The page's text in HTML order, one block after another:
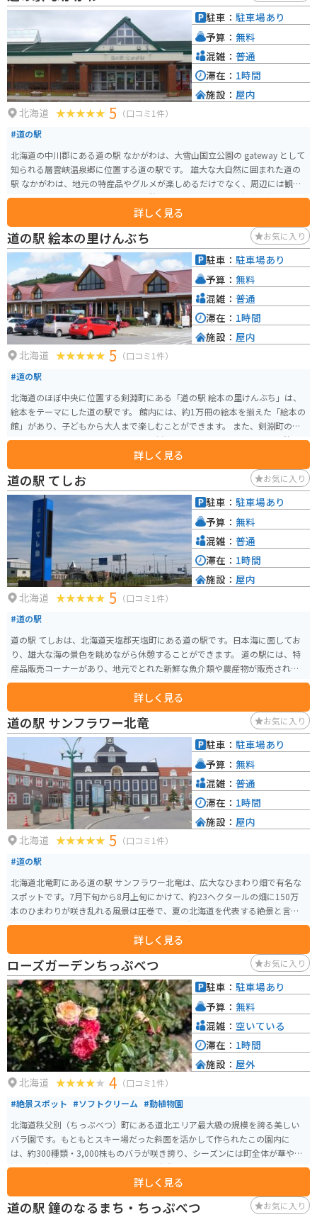
は、羊と触れ合える観光牧場や、雄大な自然を満喫できるキャンプ場など、
見どころもたくさんあります。士別市街地にも近く、宿泊施設や飲食店も充
実しているので、ツーリングの拠点としてもおすすめです。
北海道 5 （口コミ1件）
#道の駅
北海道の中川郡にある道の駅 なかがわは、大雪山国立公園の gateway として
知られる層雲峡温泉郷に位置する道の駅です。 雄大な大自然に囲まれた道の
駅 なかがわは、地元の特産品やグルメが楽しめるだけでなく、周辺には観光
スポットも豊富です。 ドライブの休憩に立ち寄るのもよし、観光の拠点とし
眺めながらのツーリングが楽しめます。 道の駅には、バイク専用の駐車場も
完備されているので安心です。 地元の名産品としては、大雪山系の湧き水を
使用した豆腐や、地元産のそば粉を使ったそばなどが人気です。 また、道の
駅 なかがわから徒歩圏内には、日本の滝百選にも選ばれた流星滝と銀河の滝
があります。 特に、2つの滝を同時に見ることができる双瀑台からの眺めは圧
巻です。
詳しく見る
駐車： 駐車場あり
予算： 無料
混雑： 普通
滞在： 1時間
施設： 屋内
道の駅 絵本の里けんぶち お気に入り
北海道 5 （口コミ1件）
#道の駅
北海道のほぼ中央に位置する剣淵町にある「道の駅 絵本の里けんぶち」は、
絵本をテーマにした道の駅です。 館内には、約1万冊の絵本を揃えた「絵本の
館」があり、子どもから大人まで楽しむことができます。 また、剣淵町の特
産品を販売するコーナーや、地元の食材を使ったレストランもあり、休憩に
ので安心です。 周辺には、美しい田園風景が広がっており、ツーリングにも
おすすめのエリアです。 剣淵町の特産品としては、絵本の里というだけあっ
て絵本に関連するグッズや、地元産の農産物を使った加工品などが人気で
す。 特に、剣淵町産の大豆を使用した豆腐や豆乳は、濃厚な味わいでおすす
めです。 道の駅 絵本の里けんぶちは、絵本の世界に浸りながら、地元の美味
しいものを楽しめる場所です。 北海道旅行の際は、ぜひ立ち寄ってみてくだ
さい。
詳しく見る
駐車： 駐車場あり
予算： 無料
混雑： 普通
滞在： 1時間
施設： 屋内
道の駅 てしお お気に入り
北海道 5 （口コミ1件）
#道の駅
道の駅 てしおは、北海道天塩郡天塩町にある道の駅です。日本海に面してお
り、雄大な海の景色を眺めながら休憩することができます。 道の駅には、特
産品販売コーナーがあり、地元でとれた新鮮な魚介類や農産物が販売されて
います。なかでも、天塩町産のしじみを使ったしじみ汁は絶品です。バイクで
訪れた際には、日本海を眺めながら食べるのも良いでしょう。 また、道の駅
てしお周辺には、天塩川歴史資料館や天塩川温泉など、観光スポットも点在
しています。少し足を延ばして、観光を楽しむのも良いでしょう。
詳しく見る
駐車： 駐車場あり
予算： 無料
混雑： 普通
滞在： 1時間
施設： 屋内
道の駅 サンフラワー北竜 お気に入り
北海道 5 （口コミ1件）
#道の駅
北海道北竜町にある道の駅 サンフラワー北竜は、広大なひまわり畑で有名な
スポットです。7月下旬から8月上旬にかけて、約23ヘクタールの畑に150万
本のひまわりが咲き乱れる風景は圧巻で、夏の北海道を代表する絶景と言え
るでしょう。 道の駅には、地元の農産物直売所やレストランがあり、北竜町
産の新鮮な野菜や、ひまわり油を使った特産品などを購入できます。ひまわ
りソフトクリームも人気です。また、ひまわりの種や苗なども販売してお
り、お土産に最適です。 バイクで訪れる場合、駐車場も広々としているので
安心です。周辺には、ひまわり畑を眺めながら走れる道もあり、ツーリング
にも最適な場所と言えるでしょう。
詳しく見る
駐車： 駐車場あり
予算： 無料
混雑： 普通
滞在： 1時間
施設： 屋内
ローズガーデンちっぷべつ お気に入り
北海道 4 （口コミ1件）
#絶景スポット #ソフトクリーム #動植物園
北海道秩父別（ちっぷべつ）町にある道北エリア最大級の規模を誇る美しい
バラ園です。もともとスキー場だった斜面を活かして作られたこの園内に
は、約300種類・3,000株ものバラが咲き誇り、シーズンには町全体が華やか
な香りに包まれます。 斜面を利用した広大な園内には、ギリシャ語で「美し
い」を意味する「カロスの丘展望台」があります。そこから見下ろすバラの
花々と、のどかな秩父別の田園風景が織りなす景色は、まさに北海道らしい
開放感に溢れています。 散策のお供に欠かせないのが、売店「バラの城ふろ
詳しく見る
駐車： 駐車場あり
予算： 無料
混雑： 空いている
滞在： 1時間
施設： 屋外
道の駅 鐘のなるまち・ちっぷべつ お気に入り